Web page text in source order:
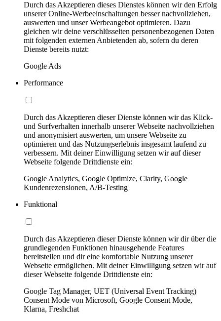
Durch das Akzeptieren dieses Dienstes können wir den Erfolg
unserer Online-Werbeeinschaltungen besser nachvollziehen,
auswerten und unser Werbeangebot optimieren. Dazu
gleichen wir deine verschlüsselten personenbezogenen Daten
mit folgenden externen Anbietenden ab, sofern du deren
Dienste bereits nutzt:
Google Ads
Performance
Durch das Akzeptieren dieser Dienste können wir das Klick-
und Surfverhalten innerhalb unserer Webseite nachvollziehen
und anonymisiert auswerten, um unsere Webseite zu
optimieren und das Nutzungserlebnis insgesamt laufend zu
verbessern. Mit deiner Einwilligung setzen wir auf dieser
Webseite folgende Drittdienste ein:
Google Analytics, Google Optimize, Clarity, Google
Kundenrezensionen, A/B-Testing
Funktional
Durch das Akzeptieren dieser Dienste können wir dir über die
grundlegenden Funktionen hinausgehende Features
bereitstellen und dir eine komfortable Nutzung unserer
Webseite ermöglichen. Mit deiner Einwilligung setzen wir auf
dieser Webseite folgende Drittdienste ein:
Google Tag Manager, UET (Universal Event Tracking)
Consent Mode von Microsoft, Google Consent Mode,
Klarna, Freshchat